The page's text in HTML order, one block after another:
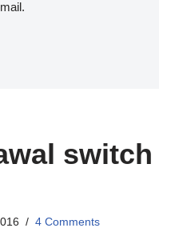
switch
4 Comments